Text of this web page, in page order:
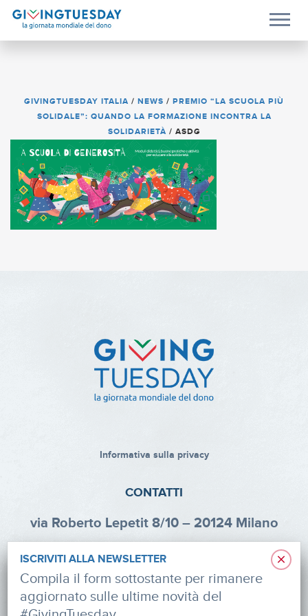
GIVINGTUESDAY ITALIA / NEWS / PREMIO “LA SCUOLA PIÙ
SOLIDALE”: QUANDO LA FORMAZIONE INCONTRA LA
SOLIDARIETÀ / ASDG
Informativa sulla privacy
CONTATTI
via Roberto Lepetit 8/10 – 20124 Milano
Tel: +39 02 47924880
CF: 91374340379
×
ISCRIVITI ALLA NEWSLETTER
Compila il form sottostante per rimanere
aggiornato sulle ultime novità del